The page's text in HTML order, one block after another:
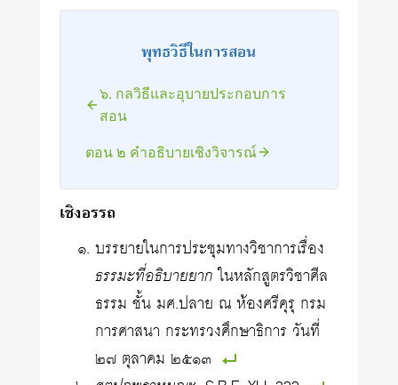
พุทธวิธีในการสอน
๖. กลวิธีและอุบายประกอบการ
สอน
ตอน ๒ คำอธิบายเชิงวิจารณ์
เชิงอรรถ
บรรยายในการประชุมทางวิชาการเรื่อง
ธรรมะที่อธิบายยากในหลักสูตรวิชาศีล
ธรรม ชั้น มศ.ปลาย ณ ห้องศรีคุรุ กรม
การศาสนา กระทรวงศึกษาธิการ วันที่
๒๗ ตุลาคม ๒๕๑๓